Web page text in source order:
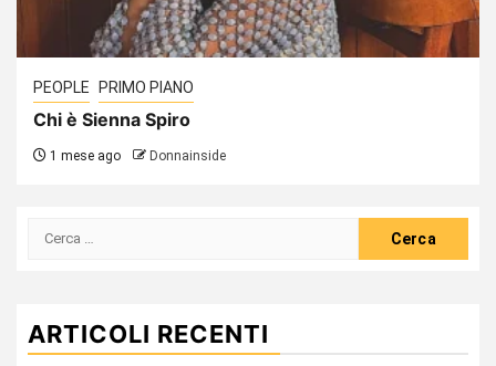
PEOPLE PRIMO PIANO
Chi è Sienna Spiro
1 mese ago Donnainside
Ricerca
ARTICOLI RECENTI